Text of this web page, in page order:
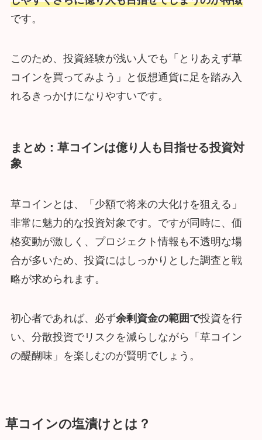
です。
このため、投資経験が浅い人でも「とりあえず草
コインを買ってみよう」と仮想通貨に足を踏み入
れるきっかけになりやすいです。
まとめ：草コインは億り人も目指せる投資対
象
草コインとは、「少額で将来の大化けを狙える」
非常に魅力的な投資対象です。ですが同時に、価
格変動が激しく、プロジェクト情報も不透明な場
合が多いため、投資にはしっかりとした調査と戦
略が求められます。
初心者であれば、必ず余剰資金の範囲で投資を行
い、分散投資でリスクを減らしながら「草コイン
の醍醐味」を楽しむのが賢明でしょう。
草コインの塩漬けとは？